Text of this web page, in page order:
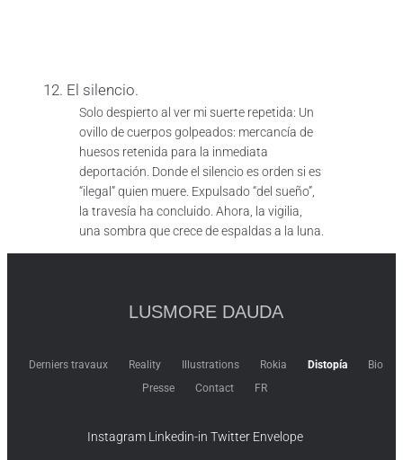
12. El silencio.
Solo despierto al ver mi suerte repetida: Un
ovillo de cuerpos golpeados: mercancía de
huesos retenida para la inmediata
deportación. Donde el silencio es orden si es
“ilegal” quien muere. Expulsado “del sueño”,
la travesía ha concluido. Ahora, la vigilia,
una sombra que crece de espaldas a la luna.
LUSMORE DAUDA
Derniers travaux Reality Illustrations Rokia Distopía
Bio
Presse
Contact FR
Instagram Linkedin-in Twitter Envelope